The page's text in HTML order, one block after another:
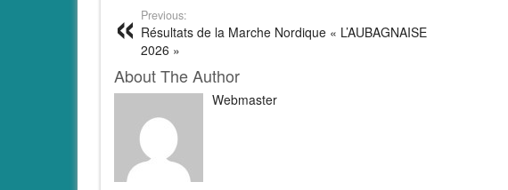
Previous:
Résultats de la Marche Nordique « L’AUBAGNAISE
2026 »
About The Author
Webmaster